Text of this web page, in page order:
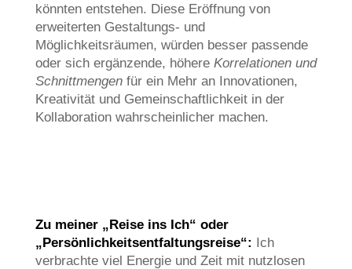
könnten entstehen. Diese Eröffnung von
erweiterten Gestaltungs- und
Möglichkeitsräumen, würden besser passende
oder sich ergänzende, höhere Korrelationen und
Schnittmengenfür ein Mehr an Innovationen,
Kreativität und Gemeinschaftlichkeit in der
Kollaboration wahrscheinlicher machen.
Zu meiner „Reise ins Ich“ oder
„Persönlichkeitsentfaltungsreise“: Ich
verbrachte viel Energie und Zeit mit nutzlosen